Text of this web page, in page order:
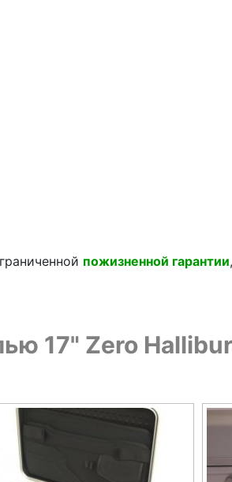
пожизненной гарантии
17" Zero